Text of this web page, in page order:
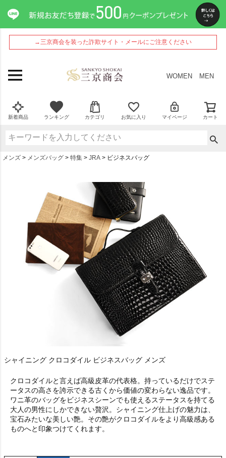
→三京商会を装った詐欺サイト・メールにご注意ください
WOMEN MEN
新着商品 ランキング カテゴリ お気に入り マイページ カート
メンズ メンズバッグ 特集 JRA ビジネスバッグ
シャイニング クロコダイル ビジネスバッグ メンズ
クロコダイルと言えば高級皮革の代表格。持っているだけでステ
ータスの高さを誇示できる古くから価値の変わらない逸品です。
ワニ革のバッグをビジネスシーンでも使えるステータスを持てる
大人の男性にしかできない贅沢。シャイニング仕上げの魅力は、
宝石みたいな美しい艶。その艶がクロコダイルをより高級感ある
ものへと印象つけてくれます。